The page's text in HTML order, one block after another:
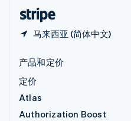
马来西亚 (简体中文)
产品和定价
定价
Atlas
Authorization Boost